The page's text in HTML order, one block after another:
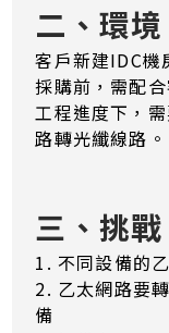
二、環境
客戶新建IDC機
採購前，需配
工程進度下，
路轉光纖線路。
三、挑戰
1. 不同設備的
2. 乙太網路要
備